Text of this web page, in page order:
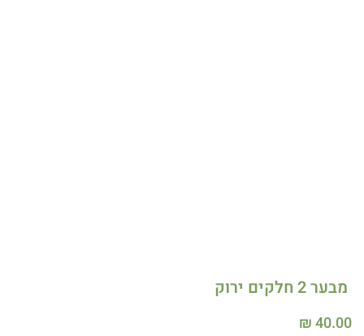
מבער 2 חלקים ירוק
₪40.00